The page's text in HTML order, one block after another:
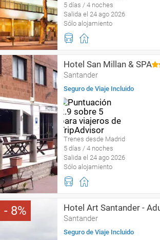
5 días / 4 noches
Salida el 24 ago 2026
Sólo alojamiento
Hotel San Millan & SPA
Santander
Seguro de Viaje Incluido
Trenes desde Madrid
5 días / 4 noches
Salida el 24 ago 2026
Sólo alojamiento
8 Hotel Art Santander -
Santander
Seguro de Viaje Incluido